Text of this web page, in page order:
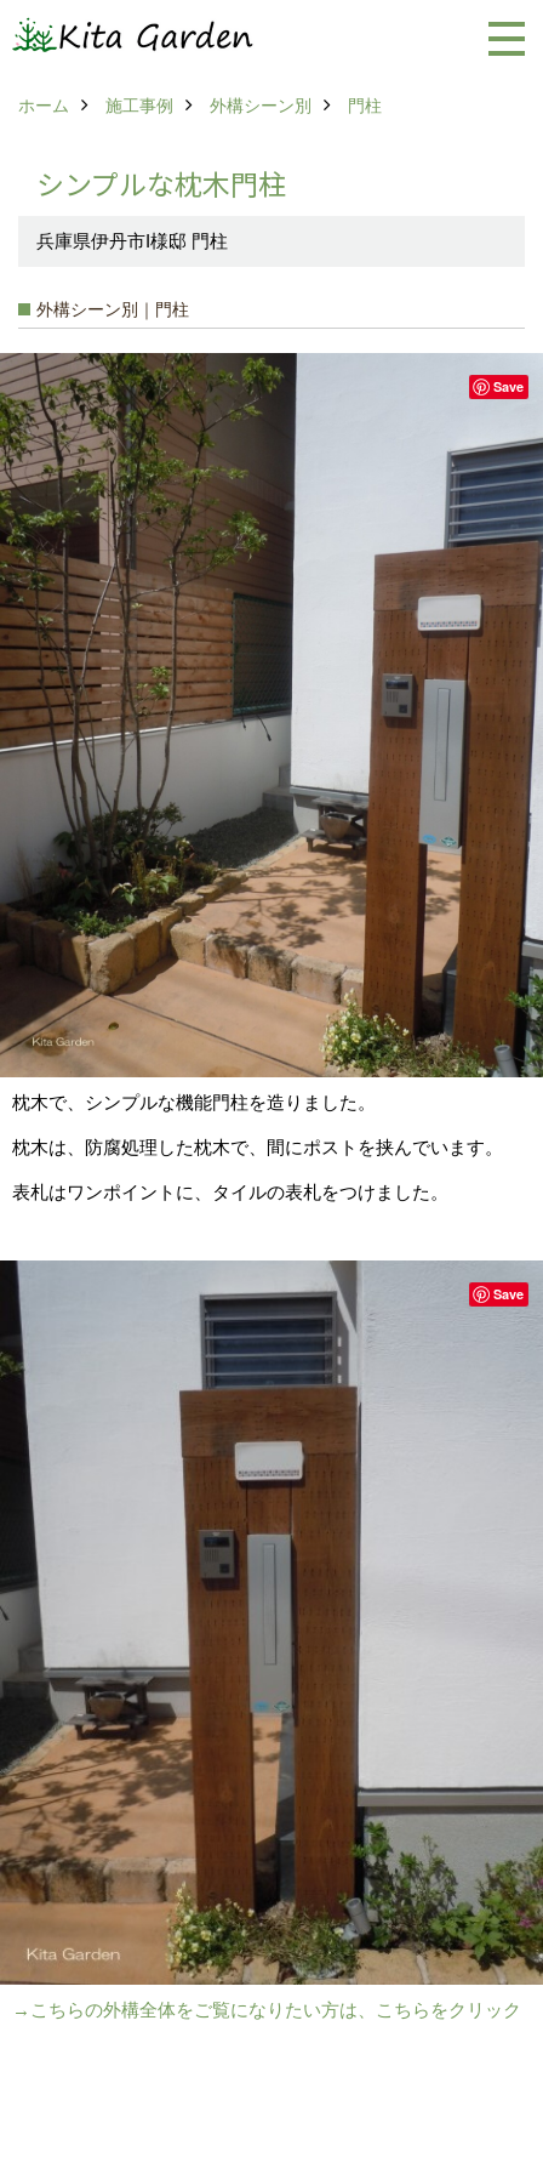
ホーム 施工事例 外構シーン別 門柱
シンプルな枕木門柱
兵庫県伊丹市I様邸 門柱
外構シーン別｜門柱
枕木で、シンプルな機能門柱を造りました。
枕木は、防腐処理した枕木で、間にポストを挟んでいます。
表札はワンポイントに、タイルの表札をつけました。
Save
→こちらの外構全体をご覧になりたい方は、こちらをクリック
Save